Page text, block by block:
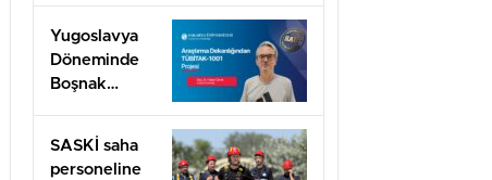
Ağını
Güçlendiriyor
Yugoslavya
Döneminde
Boşnak
TÜBİTAK
1001 Desteği
SASKİ saha
personeline